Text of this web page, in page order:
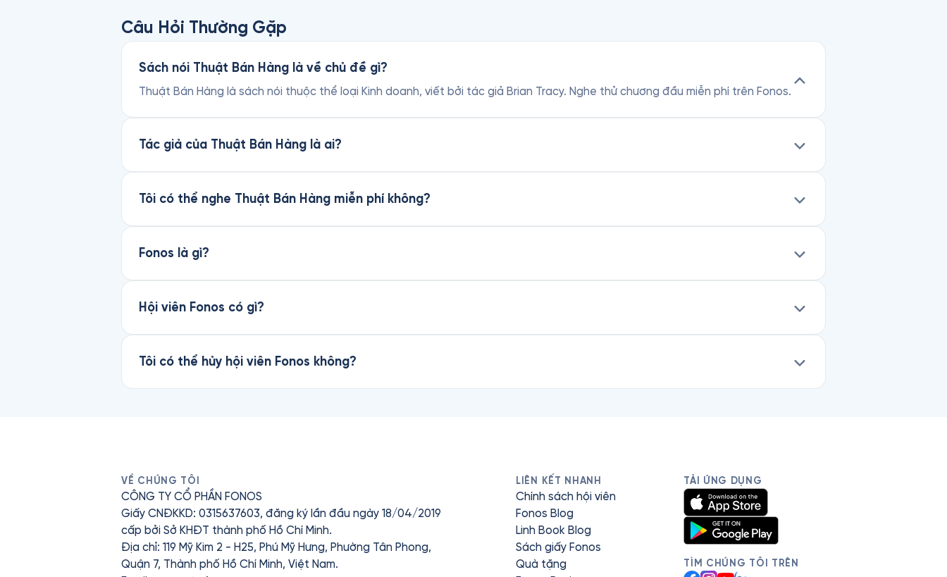
Câu Hỏi Thường Gặp
Sách nói Thuật Bán Hàng là về chủ đề gì?
Thuật Bán Hàng là sách nói thuộc thể loại Kinh doanh, viết bởi tác giả Brian Tracy. Nghe thử chương đầu miễn phí trên Fonos.
Tác giả của Thuật Bán Hàng là ai?
Tôi có thể nghe Thuật Bán Hàng miễn phí không?
Fonos là gì?
Hội viên Fonos có gì?
Tôi có thể hủy hội viên Fonos không?
VỀ CHÚNG TÔI
CÔNG TY CỔ PHẦN FONOS
Giấy CNĐKKD: 0315637603, đăng ký lần đầu ngày 18/04/2019
cấp bởi Sở KHĐT thành phố Hồ Chí Minh.
Địa chỉ: 119 Mỹ Kim 2 - H25, Phú Mỹ Hưng, Phường Tân Phong,
Quận 7, Thành phố Hồ Chí Minh, Việt Nam.
LIÊN KẾT NHANH
Chính sách hội viên
Fonos Blog
Linh Book Blog
Sách giấy Fonos
Quà tặng
TẢI ỨNG DỤNG
TÌM CHÚNG TÔI TRÊN